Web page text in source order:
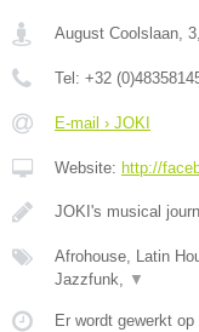
August Coolslaan, 3,
Tel: +32
E-mail › JOKI
Website: http://
JOKI's musical
Afrohouse, Latin
Jazzfunk, ▼
Er wordt gewerkt